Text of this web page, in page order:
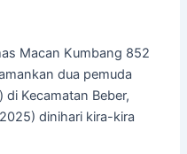
Macan Kumbang 852
dua pemuda
Kecamatan Beber,
dinihari kira-kira